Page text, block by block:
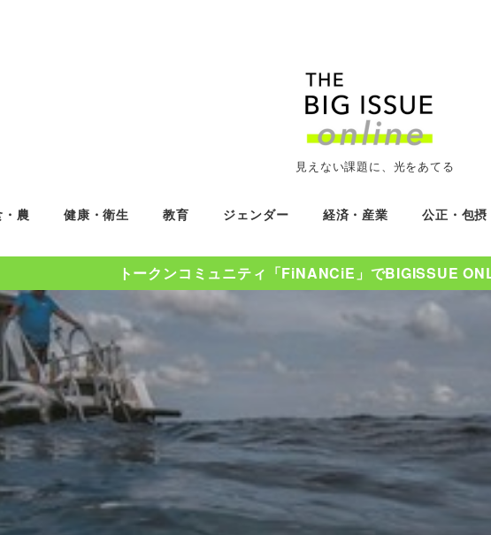
見えない課題に、光をあてる
・農 健康・衛生 教育 ジェンダー 経済・産業 公正・包摂
トークンコミュニティ「FiNANCiE」でBIGISSUE